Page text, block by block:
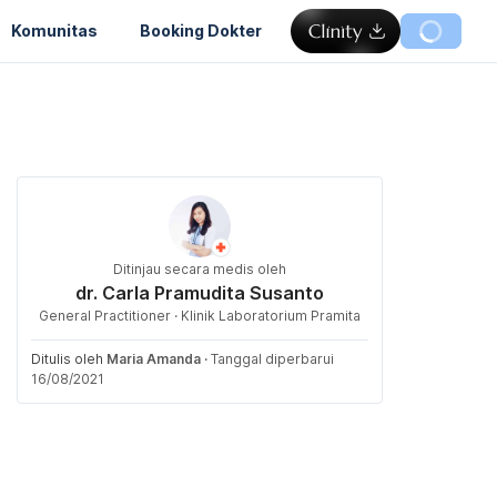
Komunitas Booking Dokter
Ditinjau secara medis oleh
dr. Carla Pramudita Susanto
General Practitioner · Klinik Laboratorium Pramita
Ditulis oleh Maria Amanda · Tanggal diperbarui
16/08/2021